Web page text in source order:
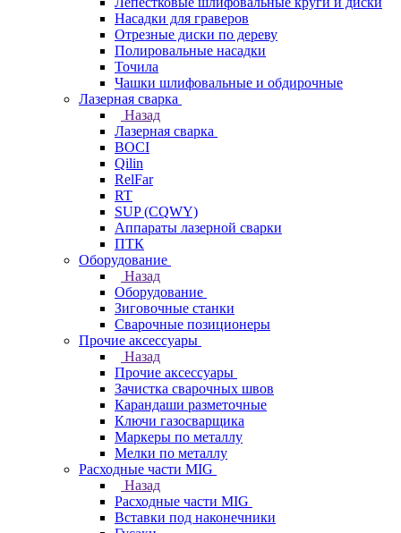
Насадки для граверов
Отрезные диски по дереву
Полировальные насадки
Точила
Чашки шлифовальные и обдирочные
Лазерная сварка
Назад
Лазерная сварка
BOCI
Qilin
RelFar
RT
SUP (CQWY)
Аппараты лазерной сварки
ПТК
Оборудование
Назад
Оборудование
Зиговочные станки
Сварочные позиционеры
Прочие аксессуары
Назад
Прочие аксессуары
Зачистка сварочных швов
Карандаши разметочные
Ключи газосварщика
Маркеры по металлу
Мелки по металлу
Расходные части MIG
Назад
Расходные части MIG
Вставки под наконечники